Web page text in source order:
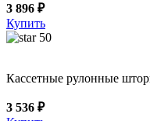
3 896 ₽
Купить
50
Кассетные рулонные
3 536 ₽